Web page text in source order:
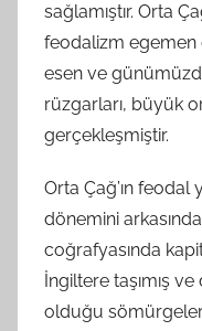
sağlamıştır. Orta
feodalizm egemen
esen ve
rüzgarları, büyük
gerçekleşmiştir.
Orta Çağ’ın feodal
dönemini
coğrafyasında
İngiltere taşımış
olduğu